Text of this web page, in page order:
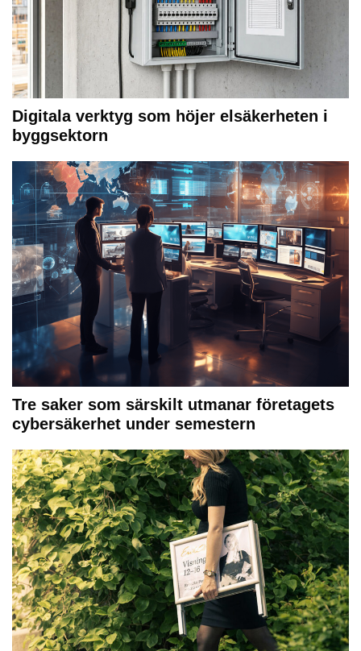
Digitala verktyg som höjer elsäkerheten i
byggsektorn
Tre saker som särskilt utmanar företagets
cybersäkerhet under semestern